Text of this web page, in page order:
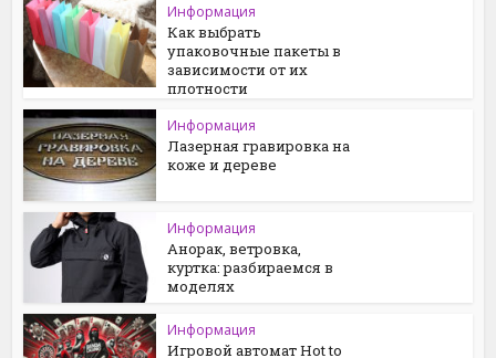
Информация
Как выбрать
упаковочные пакеты в
зависимости от их
плотности
Информация
Лазерная гравировка на
коже и дереве
Информация
Анорак, ветровка,
куртка: разбираемся в
моделях
Информация
Игровой автомат Hot to